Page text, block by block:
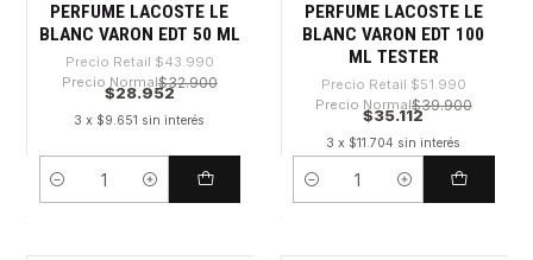
PERFUME LACOSTE LE
BLANC VARON EDT 50 ML
Precio Retail $43.990
Precio Normal$32.900
$28.952
3 x $9.651 sin interés
Cantidad
PERFUME LACOSTE LE
BLANC VARON EDT 100
ML TESTER
Precio Retail $51.990
Precio Normal$39.900
$35.112
3 x $11.704 sin interés
Cantidad